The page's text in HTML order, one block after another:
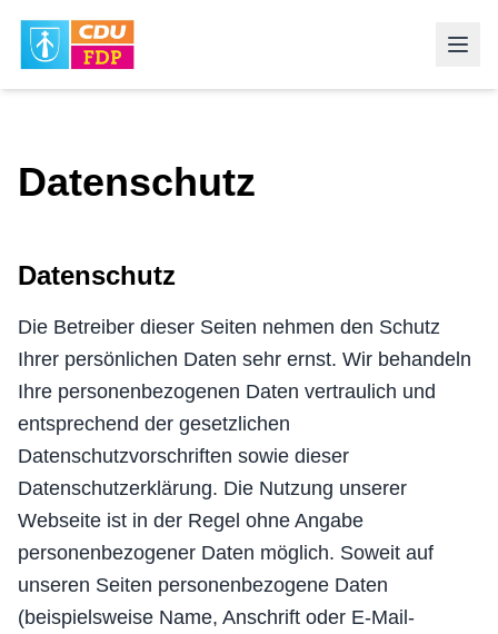
Datenschutz
Datenschutz
Die Betreiber dieser Seiten nehmen den Schutz
Ihrer persönlichen Daten sehr ernst. Wir behandeln
Ihre personenbezogenen Daten vertraulich und
entsprechend der gesetzlichen
Datenschutzvorschriften sowie dieser
Datenschutzerklärung. Die Nutzung unserer
Webseite ist in der Regel ohne Angabe
personenbezogener Daten möglich. Soweit auf
unseren Seiten personenbezogene Daten
(beispielsweise Name, Anschrift oder E-Mail-